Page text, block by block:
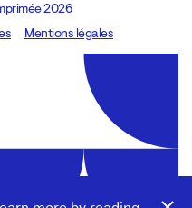
2026
Mentions légales